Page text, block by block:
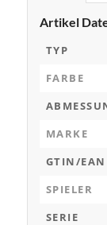
Artikel
TYP
FARBE
MARKE
GTIN/EAN
SPIELER
SERIE